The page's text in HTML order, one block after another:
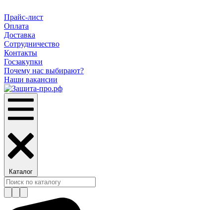
Прайс-лист
Оплата
Доставка
Сотрудничество
Контакты
Госзакупки
Почему нас выбирают?
Наши вакансии
Каталог